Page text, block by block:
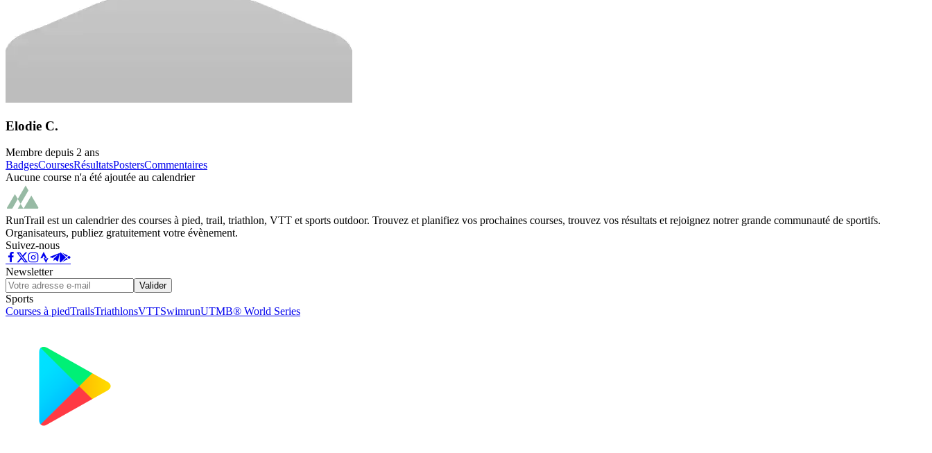
Elodie C.
Membre depuis 2 ans
BadgesCoursesRésultatsPostersCommentaires
Aucune course n'a été ajoutée au calendrier
RunTrail est un calendrier des courses à pied, trail, triathlon, VTT et sports outdoor. Trouvez et planifiez vos prochaines courses, trouvez vos résultats et rejoignez notrer grande communauté de sportifs.
Organisateurs, publiez gratuitement votre évènement.
Suivez-nous
Newsletter
Valider
Sports
Courses à piedTrailsTriathlonsVTTSwimrunUTMB® World Series